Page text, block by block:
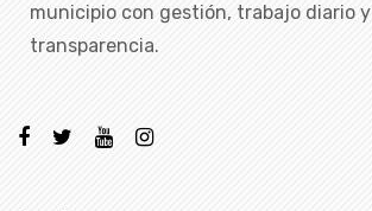
municipio con gestión, trabajo diario y
transparencia.